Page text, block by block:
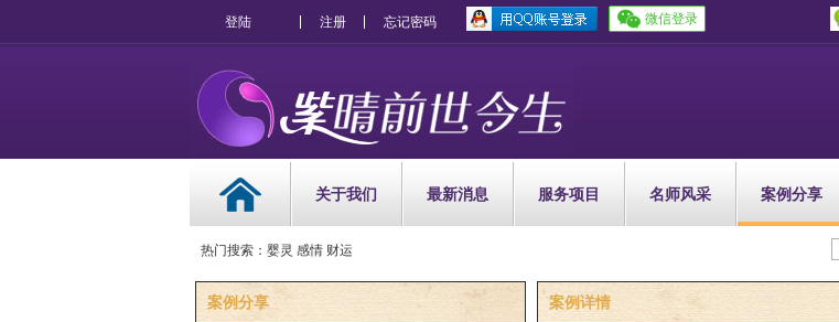
登陆 注册 忘记密码 微信登录
关于我们 最新消息 服务项目 名师风采 案例分享
热门搜索：婴灵 感情 财运
案例分享 案例详情